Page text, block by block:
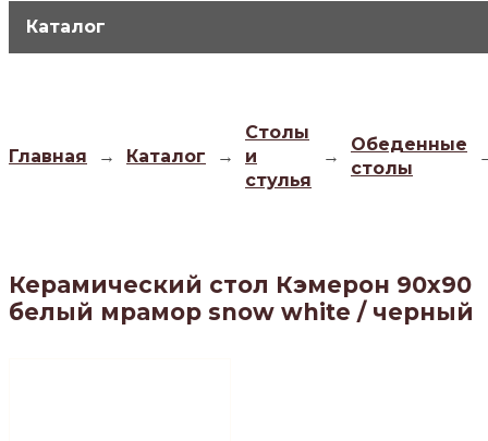
Каталог
Главная → Каталог →
Столы
и
стулья
→
Обеденные
столы
Керамический стол Кэмерон 90х90
белый мрамор snow white / черный